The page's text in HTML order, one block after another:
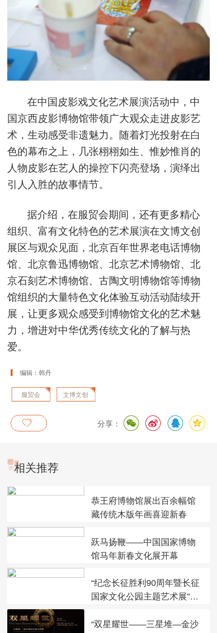
在中国皮影戏文化艺术展演活动中，中
国京西皮影博物馆带领广大观众走进皮影艺
术，生动感受非遗魅力。随着灯光投射在白
色的幕布之上，几张栩栩如生、惟妙惟肖的
人物皮影在艺人的操控下闪亮登场，演绎出
引人入胜的故事情节。
据介绍，在服贸会期间，还有更多精心
组织、富有文化特色的艺术展演在文博文创
展区与观众见面，北京百年世界老电话博物
馆、北京鲁迅博物馆、北京艺术博物馆、北
京石刻艺术博物馆、古陶文明博物馆等博物
馆组织的大量特色文化体验互动活动陆续开
展，让更多观众感受到博物馆文化的艺术魅
力，增进对中华优秀传统文化的了解与热
爱。
编辑：韩丹
服贸会 文博文创
分享：
相关推荐
恭王府博物馆展出百余幅馆
藏传统木版年画喜迎新春
跃马扬鞭——中国国家博物
馆马年新春文化展开幕
“纪念长征胜利90周年暨长征
国家文化公园主题艺术展”在
“双星耀世——三星堆—金沙